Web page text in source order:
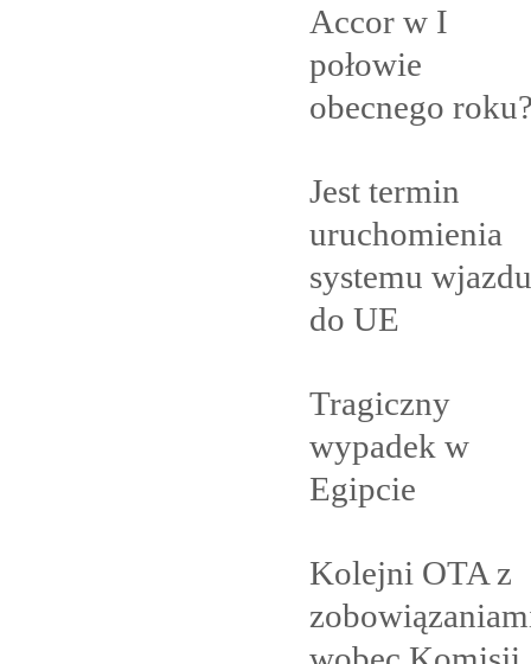
Accor w I
połowie
obecnego
Jest termin
uruchomienia
systemu wjazdu
do UE
Tragiczny
wypadek w
Egipcie
Kolejni OTA z